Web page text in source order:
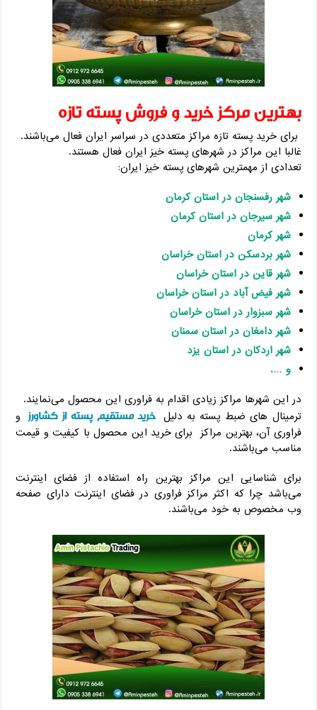
بهترین مرکز خرید و فروش پسته تازه
برای خرید پسته تازه مراکز متعددی در سراسر ایران فعال می‌باشند.
غالبا این مراکز در شهرهای پسته خیز ایران فعال هستند.
تعدادی از مهمترین شهرهای پسته خیز ایران:
شهر رفسنجان در استان کرمان
شهر سیرجان در استان کرمان
شهر کرمان
شهر بردسکن در استان خراسان
شهر قاین در استان خراسان
شهر فیض آباد در استان خراسان
شهر سبزوار در استان خراسان
شهر دامغان در استان سمنان
شهر اردکان در استان یزد
و ….
در این شهرها مراکز زیادی اقدام به فراوری این محصول می‌نمایند.
ترمینال های ضبط پسته به دلیل خرید مستقیم پسته از کشاورز و
فراوری آن، بهترین مراکز برای خرید این محصول با کیفیت و قیمت
مناسب می‌باشند.
برای شناسایی این مراکز بهترین راه استفاده از فضای اینترنت
می‌باشد چرا که اکثر مراکز فراوری در فضای اینترنت دارای صفحه
وب مخصوص به خود می‌باشند.